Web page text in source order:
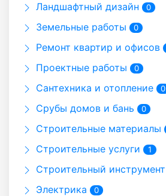
Ландшафтный дизайн 0
Земельные работы 0
Ремонт квартир и офисов
Проектные работы 0
Сантехника и отопление 0
Срубы домов и бань 0
Строительные материалы
Строительные услуги 1
Строительный инструмент
Электрика 0